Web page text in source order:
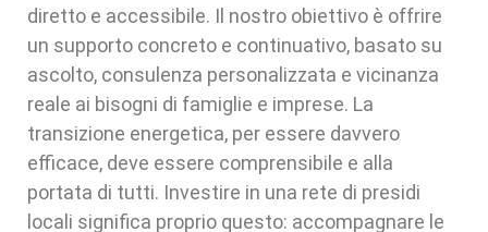
diretto e accessibile. Il nostro obiettivo è offrire
un supporto concreto e continuativo, basato su
ascolto, consulenza personalizzata e vicinanza
reale ai bisogni di famiglie e imprese. La
transizione energetica, per essere davvero
efficace, deve essere comprensibile e alla
portata di tutti. Investire in una rete di presidi
locali significa proprio questo: accompagnare le